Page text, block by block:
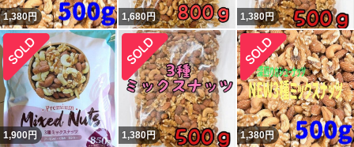
1,380円 1,680円 1,380円
1,900円 1,380円 1,380円